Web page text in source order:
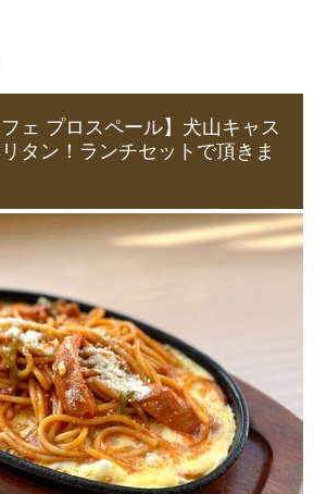
ェ プロスペール】犬山キャス
タン！ランチセットで頂きま